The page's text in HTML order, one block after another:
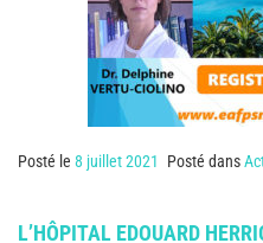
Posté le 8 juillet 2021 Posté dans
L’HÔPITAL EDOUARD